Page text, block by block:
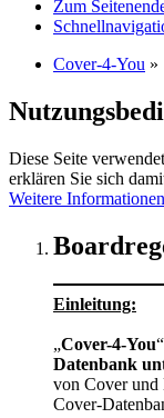
Zum
Cover-4-You »
Diese Seite
erklären Sie sich
Weitere Informationen
Einleitung:
„Cover-4-You
Datenbank
von Cover und
Cover-